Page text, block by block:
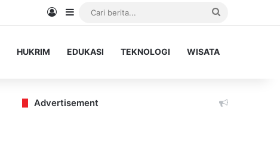
Log InSidebar
HUKRIM EDUKASI TEKNOLOGI WISATA
Advertisement